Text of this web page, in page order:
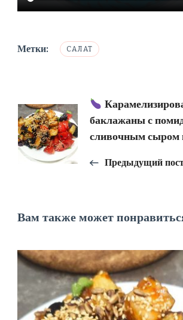
Метки: САЛАТ
Навигация
по
записям
баклажаны с
сливочным сыром
Предыдущий
Вам также может